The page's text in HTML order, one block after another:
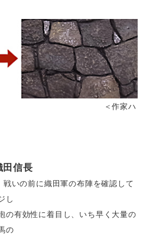
垣＞ ＜作家ハ
田信長
戦いの前に織田軍の布陣を確認して
し
の有効性に着目し、いち早く大量の
の